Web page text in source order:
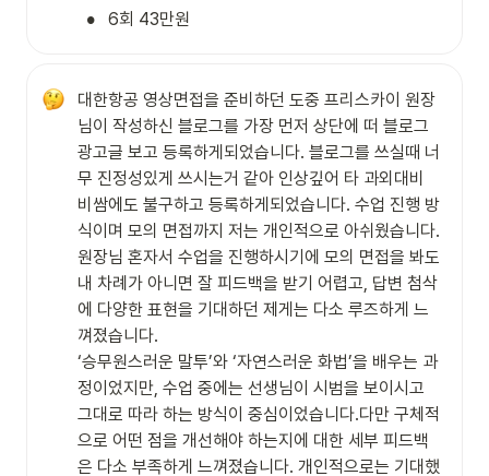
• 6회 43만원
대한항공 영상면접을 준비하던 도중 프리스카이 원장
님이 작성하신 블로그를 가장 먼저 상단에 떠 블로그
광고글 보고 등록하게되었습니다. 블로그를 쓰실때 너
무 진정성있게 쓰시는거 같아 인상깊어 타 과외대비
비쌈에도 불구하고 등록하게되었습니다. 수업 진행 방
식이며 모의 면접까지 저는 개인적으로 아쉬웠습니다.
원장님 혼자서 수업을 진행하시기에 모의 면접을 봐도
내 차례가 아니면 잘 피드백을 받기 어렵고, 답변 첨삭
에 다양한 표현을 기대하던 제게는 다소 루즈하게 느
껴졌습니다.
‘승무원스러운 말투’와 ‘자연스러운 화법’을 배우는 과
정이었지만, 수업 중에는 선생님이 시범을 보이시고
그대로 따라 하는 방식이 중심이었습니다.다만 구체적
으로 어떤 점을 개선해야 하는지에 대한 세부 피드백
은 다소 부족하게 느껴졌습니다. 개인적으로는 기대했